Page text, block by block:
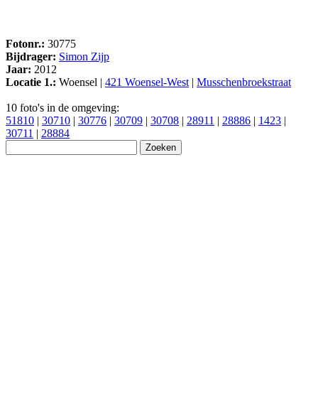
Fotonr.: 30775
Bijdrager: Simon Zijp
Jaar: 2012
Locatie 1.: Woensel | 421 Woensel-West | Musschenbroekstraat
10 foto's in de omgeving:
51810 | 30710 | 30776 | 30709 | 30708 | 28911 | 28886 | 1423 |
30711 | 28884